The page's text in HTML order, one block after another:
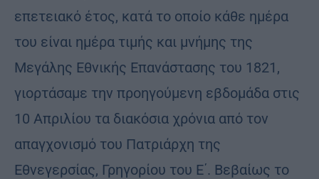
επετειακό έτος, κατά το οποίο κάθε ημέρα
του είναι ημέρα τιμής και μνήμης της
Μεγάλης Εθνικής Επανάστασης του 1821,
γιορτάσαμε την προηγούμενη εβδομάδα στις
10 Απριλίου τα διακόσια χρόνια από τον
απαγχονισμό του Πατριάρχη της
Εθνεγερσίας, Γρηγορίου του Ε΄. Βεβαίως το